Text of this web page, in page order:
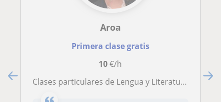
Aroa
Primera clase gratis
10€/h
Clases particulares de Lengua y Literatura